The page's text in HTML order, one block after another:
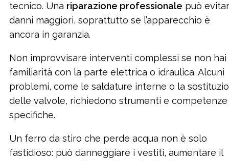
tecnico. Una riparazione professionale può
danni maggiori, soprattutto se l’apparecchio è
ancora in garanzia.
Non improvvisare interventi complessi se non hai
familiarità con la parte elettrica o idraulica. Alcuni
problemi, come le saldature interne o la
delle valvole, richiedono strumenti e competenze
specifiche.
Un ferro da stiro che perde acqua non è solo
fastidioso: può danneggiare i vestiti, aumentare il